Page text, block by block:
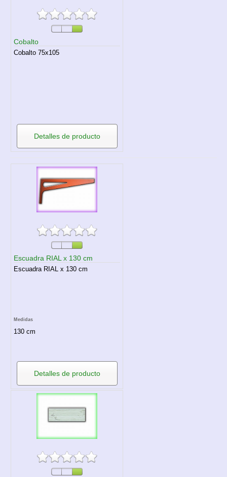
Cobalto
Cobalto 75x105
Detalles de producto
Escuadra RIAL x 130 cm
Escuadra RIAL x 130 cm
Medidas
130 cm
Detalles de producto